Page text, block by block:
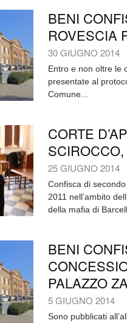
BENI
ROVESCIA
30 GIUGNO 2014
Entro e non oltre le
presentate al
Comune...
CORTE
25 GIUGNO 2014
Confisca di
2011 nell’ambito
della mafia di
BENI
PALAZZO
5 GIUGNO 2014
Sono pubblicati